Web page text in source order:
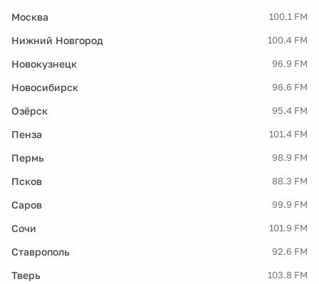
Москва 100.1 FM
Нижний Новгород 100.4 FM
Новокузнецк 96.9 FM
Новосибирск 96.6 FM
Озёрск 95.4 FM
Пенза 101.4 FM
Пермь 98.9 FM
Псков 88.3 FM
Саров 99.9 FM
Сочи 101.9 FM
Ставрополь 92.6 FM
Тверь 103.8 FM